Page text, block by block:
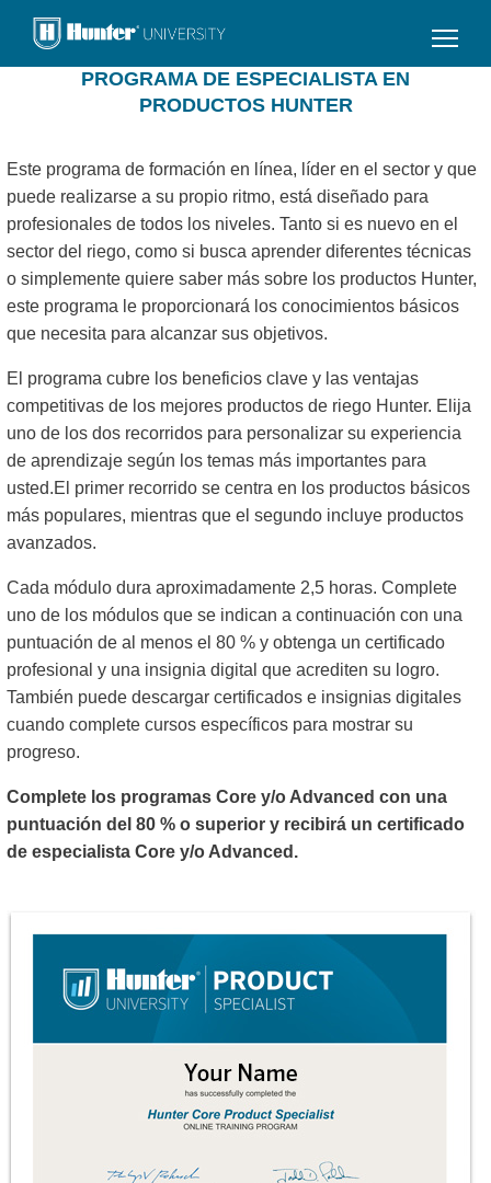
¿Descartar
cambios?
PROGRAMA DE ESPECIALISTA EN
PRODUCTOS HUNTER
Este programa de formación en línea, líder en el sector y que
puede realizarse a su propio ritmo, está diseñado para
profesionales de todos los niveles. Tanto si es nuevo en el
sector del riego, como si busca aprender diferentes técnicas
o simplemente quiere saber más sobre los productos Hunter,
este programa le proporcionará los conocimientos básicos
que necesita para alcanzar sus objetivos.
El programa cubre los beneficios clave y las ventajas
competitivas de los mejores productos de riego Hunter. Elija
uno de los dos recorridos para personalizar su experiencia
de aprendizaje según los temas más importantes para
usted.El primer recorrido se centra en los productos básicos
más populares, mientras que el segundo incluye productos
avanzados.
Cada módulo dura aproximadamente 2,5 horas. Complete
uno de los módulos que se indican a continuación con una
puntuación de al menos el 80 % y obtenga un certificado
profesional y una insignia digital que acrediten su logro.
También puede descargar certificados e insignias digitales
cuando complete cursos específicos para mostrar su
progreso.
Complete los programas Core y/o Advanced con una
puntuación del 80 % o superior y recibirá un certificado
de especialista Core y/o Advanced.